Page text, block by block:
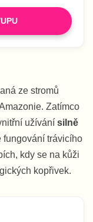
ze stromů
Zatímco
užívání silně
fungování trávicího
kdy se na kůži
kopřivek.